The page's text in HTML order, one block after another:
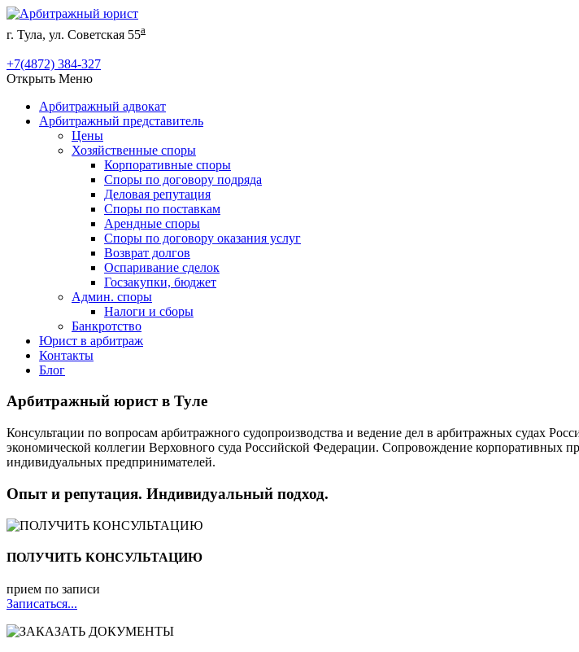
г. Тула, ул. Советская 55а
+7(4872) 384-327
Открыть Меню
Арбитражный адвокат
Арбитражный представитель
Цены
Хозяйственные споры
Корпоративные споры
Споры по договору подряда
Деловая репутация
Споры по поставкам
Арендные споры
Споры по договору оказания услуг
Возврат долгов
Оспаривание сделок
Госзакупки, бюджет
Админ. споры
Налоги и сборы
Банкротство
Юрист в арбитраж
Контакты
Блог
Арбитражный юрист в Туле
Консультации по вопросам арбитражного судопроизводства и ведение дел в арбитражных судах
экономической коллегии Верховного суда Российской Федерации. Сопровождение корпоративных
индивидуальных предпринимателей.
Опыт и репутация. Индивидуальный подход.
ПОЛУЧИТЬ КОНСУЛЬТАЦИЮ
прием по записи
Записаться...